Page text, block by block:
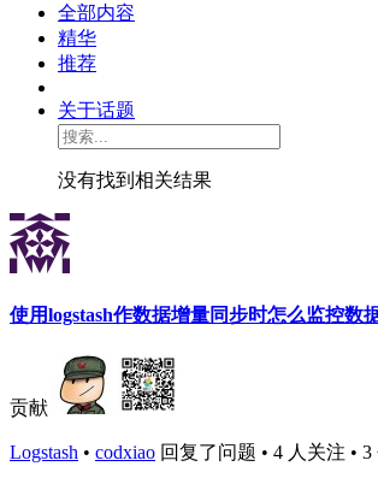
全部内容
精华
推荐
关于话题
没有找到相关结果
使用logstash作数据增量同步时怎么监控数
贡献
Logstash • codxiao 回复了问题 • 4 人关注 • 3